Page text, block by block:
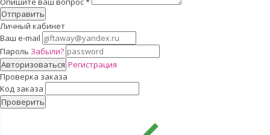
Отправить
Личный кабинет
Ваш e-mail
Пароль Забыли?
Авторизоваться Регистрация
Проверка заказа
Код заказа
Проверить